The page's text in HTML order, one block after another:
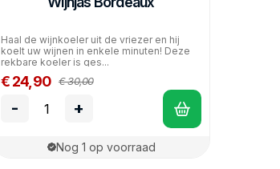
Haal de wijnkoeler uit de vriezer en hij
koelt uw wijnen in enkele minuten! Deze
rekbare koeler is ges...
€ 24,90 € 30,00
- +
Nog 1 op voorraad